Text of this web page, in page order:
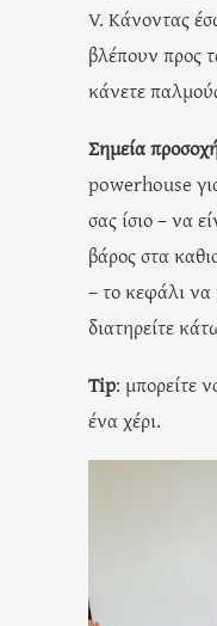
V. Κάνοντας
βλέπουν προς
κάνετε
Σημεία
powerhouse
σας ίσιο – να
βάρος στα
– το κεφάλι
διατηρείτε
Tip: μπορείτε
ένα χέρι.